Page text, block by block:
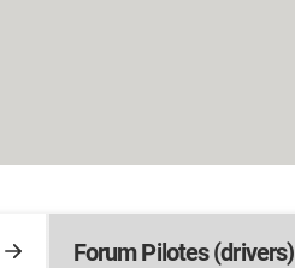
Forum Pilotes (drivers)